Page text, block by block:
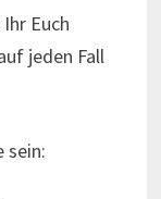
Euch
jeden Fall
sein: